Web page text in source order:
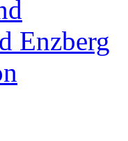
Enzberg